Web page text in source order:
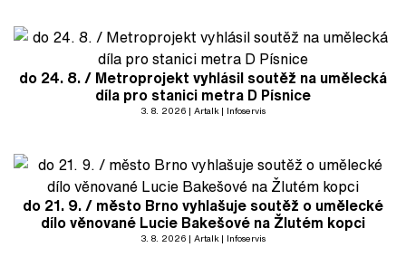
do 24. 8. / Metroprojekt vyhlásil soutěž na umělecká
díla pro stanici metra D Písnice
3. 8. 2026 Artalk Infoservis
do 21. 9. / město Brno vyhlašuje soutěž o umělecké
dílo věnované Lucie Bakešové na Žlutém kopci
3. 8. 2026 Artalk Infoservis